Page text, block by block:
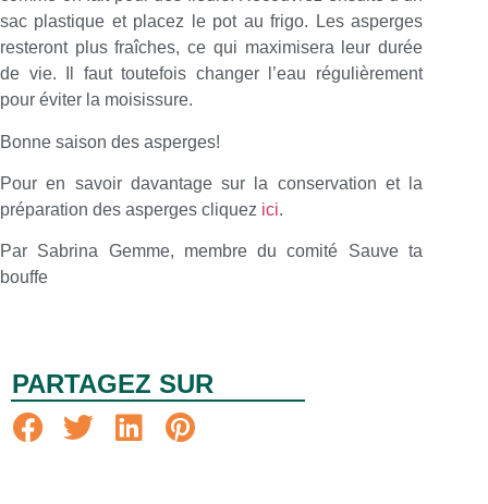
sac plastique et placez le pot au frigo. Les asperges
resteront plus fraîches, ce qui maximisera leur durée
de vie. Il faut toutefois changer l’eau régulièrement
pour éviter la moisissure.
Bonne saison des asperges!
Pour en savoir davantage sur la conservation et la
préparation des asperges cliquez ici.
Par Sabrina Gemme, membre du comité Sauve ta
bouffe
PARTAGEZ SUR